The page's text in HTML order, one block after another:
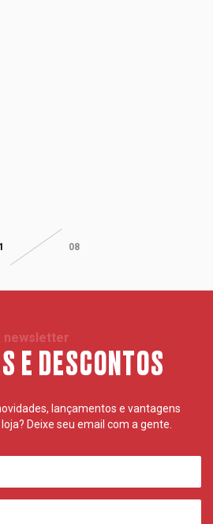
08
newsletter
E DESCONTOS
lançamentos e vantagens
Deixe seu email com a gente.